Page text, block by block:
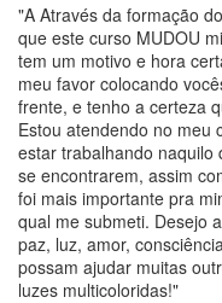
"A Através da formação
que este curso MUDOU
tem um motivo e hora
meu favor colocando
frente, e tenho a certeza
Estou atendendo no meu
estar trabalhando naquilo
se encontrarem, assim
foi mais importante pra
qual me submeti. Desejo
paz, luz, amor,
possam ajudar muitas
luzes multicoloridas!"